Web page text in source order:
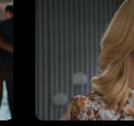
3300
3200